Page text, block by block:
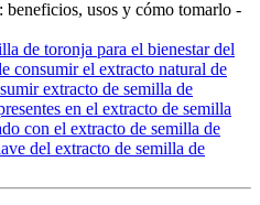
de toronja para el bienestar del
consumir el extracto natural de
extracto de semilla de
en el extracto de semilla
con el extracto de semilla de
del extracto de semilla de